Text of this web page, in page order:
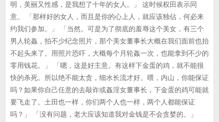
明，美丽又性感，是我想了十年的女人。」 这时候权田表示同
意。 「那样好的女人，而且是你的心上人，就应该独佔，何必来
约我们参加。」 「当然。可是为了彻底的羞辱这个美女，有三个
男人轮姦，拍不少纪念照片，那个美女董事长大概在我们面前也抬
不起头来了。用照片恐吓，大概每个月轮姦一次，也能拿到不少的
零用钱花。」 「嗯，这是好主意。有这样下金蛋的鸡，就不能很
快的杀死。所以绝不能太贪，细水长流才好。喂，内山，你能保证
吗？如果你自己任意的去敲诈或姦淫女董事长，下金蛋的鸡可能就
要飞走了。土田也一样，你们两个人也一样，两个人都能保证
吗？」 「没有问题，老大应该知道我对金钱是不会贪婪的。」